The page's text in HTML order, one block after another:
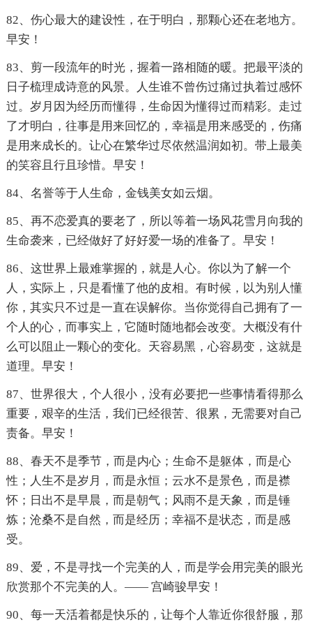
82、伤心最大的建设性，在于明白，那颗心还在老地方。
早安！
83、剪一段流年的时光，握着一路相随的暖。把最平淡的
日子梳理成诗意的风景。人生谁不曾伤过痛过执着过感怀
过。岁月因为经历而懂得，生命因为懂得过而精彩。走过
了才明白，往事是用来回忆的，幸福是用来感受的，伤痛
是用来成长的。让心在繁华过尽依然温润如初。带上最美
的笑容且行且珍惜。早安！
84、名誉等于人生命，金钱美女如云烟。
85、再不恋爱真的要老了，所以等着一场风花雪月向我的
生命袭来，已经做好了好好爱一场的准备了。早安！
86、这世界上最难掌握的，就是人心。你以为了解一个
人，实际上，只是看懂了他的皮相。有时候，以为别人懂
你，其实只不过是一直在误解你。当你觉得自己拥有了一
个人的心，而事实上，它随时随地都会改变。大概没有什
么可以阻止一颗心的变化。天容易黑，心容易变，这就是
道理。早安！
87、世界很大，个人很小，没有必要把一些事情看得那么
重要，艰辛的生活，我们已经很苦、很累，无需要对自己
责备。早安！
88、春天不是季节，而是内心；生命不是躯体，而是心
性；人生不是岁月，而是永恒；云水不是景色，而是襟
怀；日出不是早晨，而是朝气；风雨不是天象，而是锤
炼；沧桑不是自然，而是经历；幸福不是状态，而是感
受。
89、爱，不是寻找一个完美的人，而是学会用完美的眼光
欣赏那个不完美的人。—— 宫崎骏早安！
90、每一天活着都是快乐的，让每个人靠近你很舒服，那